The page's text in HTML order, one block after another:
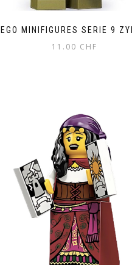
LEGO MINIFIGURES SERIE 9
11.00 CHF